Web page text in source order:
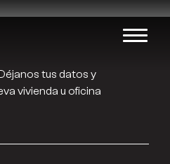
tus datos y
vivienda u oficina